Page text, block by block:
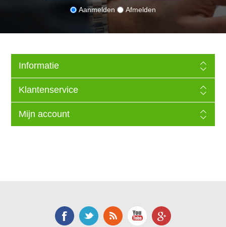
Aanmelden Afmelden
Informatie
Klantenservice
Mijn account